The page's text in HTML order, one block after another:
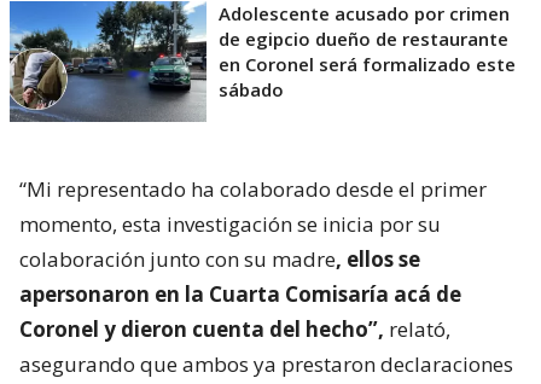
Adolescente acusado por crimen
de egipcio dueño de restaurante
en Coronel será formalizado este
sábado
“Mi representado ha colaborado desde el primer
momento, esta investigación se inicia por su
colaboración junto con su madre, ellos se
apersonaron en la Cuarta Comisaría acá de
Coronel y dieron cuenta del hecho”, relató,
asegurando que ambos ya prestaron declaraciones